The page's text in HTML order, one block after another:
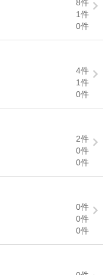
8件
1件
0件
4件
1件
0件
2件
0件
0件
0件
0件
0件